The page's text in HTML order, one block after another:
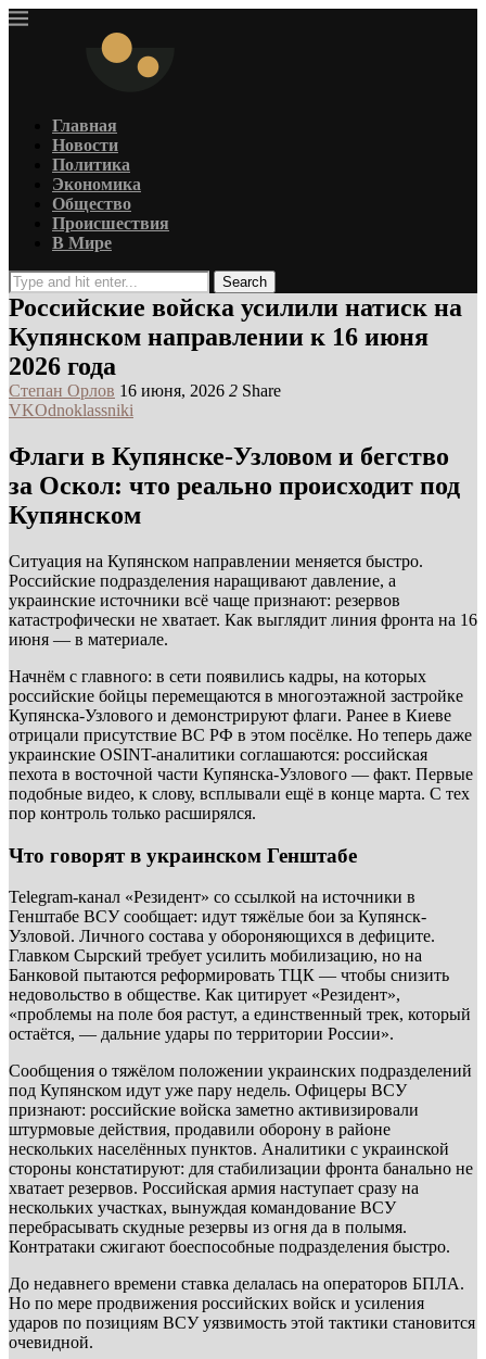
Главная
Новости
Политика
Экономика
Общество
Происшествия
В Мире
Search
Российские войска усилили натиск на
Купянском направлении к 16 июня
2026 года
Степан Орлов 16 июня, 2026 2 Share
VKOdnoklassniki
Флаги в Купянске-Узловом и бегство
за Оскол: что реально происходит под
Купянском
Ситуация на Купянском направлении меняется быстро.
Российские подразделения наращивают давление, а
украинские источники всё чаще признают: резервов
катастрофически не хватает. Как выглядит линия фронта на 16
июня — в материале.
Начнём с главного: в сети появились кадры, на которых
российские бойцы перемещаются в многоэтажной застройке
Купянска-Узлового и демонстрируют флаги. Ранее в Киеве
отрицали присутствие ВС РФ в этом посёлке. Но теперь даже
украинские OSINT-аналитики соглашаются: российская
пехота в восточной части Купянска-Узлового — факт. Первые
подобные видео, к слову, всплывали ещё в конце марта. С тех
пор контроль только расширялся.
Что говорят в украинском Генштабе
Telegram-канал «Резидент» со ссылкой на источники в
Генштабе ВСУ сообщает: идут тяжёлые бои за Купянск-
Узловой. Личного состава у обороняющихся в дефиците.
Главком Сырский требует усилить мобилизацию, но на
Банковой пытаются реформировать ТЦК — чтобы снизить
недовольство в обществе. Как цитирует «Резидент»,
«проблемы на поле боя растут, а единственный трек, который
остаётся, — дальние удары по территории России».
Сообщения о тяжёлом положении украинских подразделений
под Купянском идут уже пару недель. Офицеры ВСУ
признают: российские войска заметно активизировали
штурмовые действия, продавили оборону в районе
нескольких населённых пунктов. Аналитики с украинской
стороны констатируют: для стабилизации фронта банально не
хватает резервов. Российская армия наступает сразу на
нескольких участках, вынуждая командование ВСУ
перебрасывать скудные резервы из огня да в полымя.
Контратаки сжигают боеспособные подразделения быстро.
До недавнего времени ставка делалась на операторов БПЛА.
Но по мере продвижения российских войск и усиления
ударов по позициям ВСУ уязвимость этой тактики становится
очевидной.